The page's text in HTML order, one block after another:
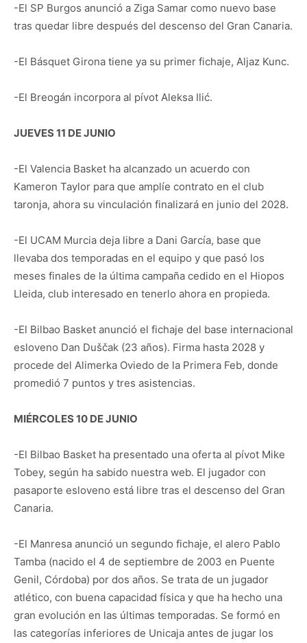
-El SP Burgos anunció a Ziga Samar como nuevo base
tras quedar libre después del descenso del Gran Canaria.
-El Básquet Girona tiene ya su primer fichaje, Aljaz Kunc.
-El Breogán incorpora al pívot Aleksa Ilić.
JUEVES 11 DE JUNIO
-El Valencia Basket ha alcanzado un acuerdo con
Kameron Taylor para que amplíe contrato en el club
taronja, ahora su vinculación finalizará en junio del 2028.
-El UCAM Murcia deja libre a Dani García, base que
llevaba dos temporadas en el equipo y que pasó los
meses finales de la última campaña cedido en el Hiopos
Lleida, club interesado en tenerlo ahora en propieda.
-El Bilbao Basket anunció el fichaje del base internacional
esloveno Dan Duščak (23 años). Firma hasta 2028 y
procede del Alimerka Oviedo de la Primera Feb, donde
promedió 7 puntos y tres asistencias.
MIÉRCOLES 10 DE JUNIO
-El Bilbao Basket ha presentado una oferta al pívot Mike
Tobey, según ha sabido nuestra web. El jugador con
pasaporte esloveno está libre tras el descenso del Gran
Canaria.
-El Manresa anunció un segundo fichaje, el alero Pablo
Tamba (nacido el 4 de septiembre de 2003 en Puente
Genil, Córdoba) por dos años. Se trata de un jugador
atlético, con buena capacidad física y que ha hecho una
gran evolución en las últimas temporadas. Se formó en
las categorías inferiores de Unicaja antes de jugar los